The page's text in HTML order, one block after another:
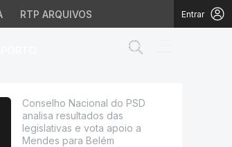
RTP ARQUIVOS Entrar
legislativas e
Conselho Nacional do PSD
analisa resultados das
legislativas e vota apoio a
Mendes para Belém